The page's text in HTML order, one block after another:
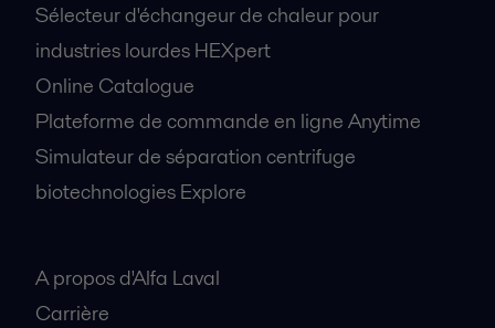
Sélecteur d'échangeur de chaleur pour
industries lourdes HEXpert
Online Catalogue
Plateforme de commande en ligne Anytime
Simulateur de séparation centrifuge
biotechnologies Explore
A propos d'Alfa Laval
Carrière